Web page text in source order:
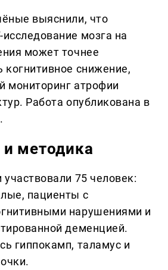
выяснили, что
мозга на
может точнее
когнитивное снижение,
мониторинг атрофии
Работа опубликована в
методика
участвовали 75 человек:
пациенты с
нарушениями и
деменцией.
гиппокамп, таламус и